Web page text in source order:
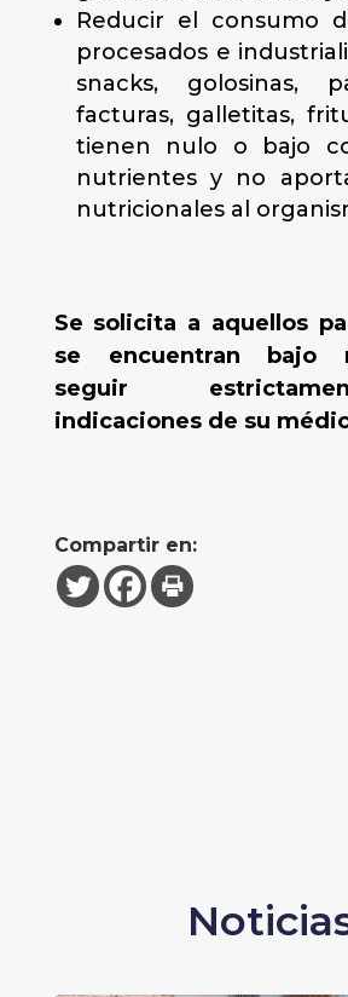
Reducir el consumo
procesados e
snacks, golosinas,
facturas, galletitas,
tienen nulo o bajo
nutrientes y no
nutricionales al
Se solicita a aquellos
se encuentran bajo
seguir
indicaciones de su
Compartir en: